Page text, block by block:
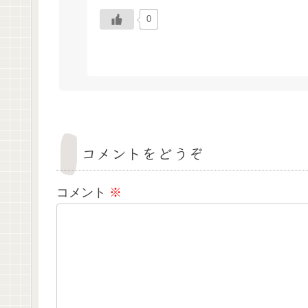
0
コメントをどうぞ
コメント ※